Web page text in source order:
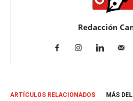
Redacción
ARTÍCULOS RELACIONADOS MÁS